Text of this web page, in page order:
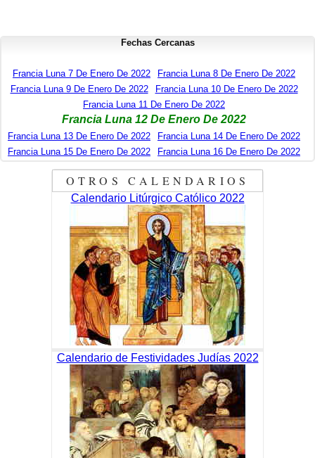
Fechas Cercanas
Francia Luna 7 De Enero De 2022
Francia Luna 8 De Enero De 2022
Francia Luna 9 De Enero De 2022
Francia Luna 10 De Enero De 2022
Francia Luna 11 De Enero De 2022
Francia Luna 12 De Enero De 2022
Francia Luna 13 De Enero De 2022
Francia Luna 14 De Enero De 2022
Francia Luna 15 De Enero De 2022
Francia Luna 16 De Enero De 2022
OTROS CALENDARIOS
Calendario Litúrgico Católico 2022
Calendario de Festividades Judías 2022